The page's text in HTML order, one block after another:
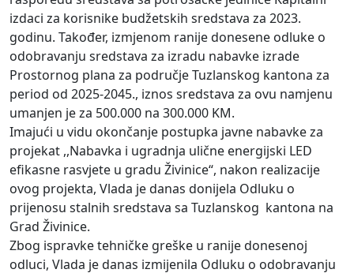
izdaci za korisnike budžetskih sredstava za 2023.
godinu. Također, izmjenom ranije donesene odluke o
odobravanju sredstava za izradu nabavke izrade
Prostornog plana za područje Tuzlanskog kantona za
period od 2025-2045., iznos sredstava za ovu namjenu
umanjen je za 500.000 na 300.000 KM.
Imajući u vidu okončanje postupka javne nabavke za
projekat ,,Nabavka i ugradnja ulične energijski LED
efikasne rasvjete u gradu Živinice“, nakon realizacije
ovog projekta, Vlada je danas donijela Odluku o
prijenosu stalnih sredstava sa Tuzlanskog kantona na
Grad Živinice.
Zbog ispravke tehničke greške u ranije donesenoj
odluci, Vlada je danas izmijenila Odluku o odobravanju